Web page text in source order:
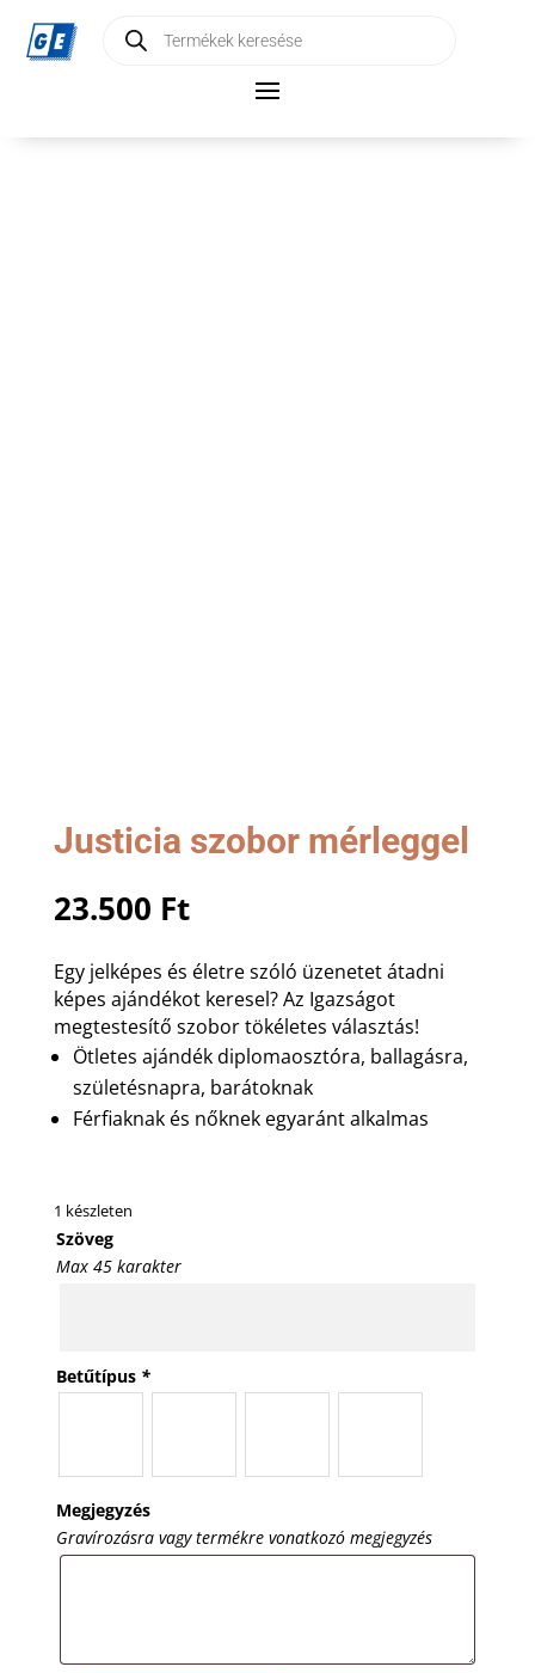
search
Justicia szobor mérleggel
23.500 Ft
Egy jelképes és életre szóló üzenetet átadni
képes ajándékot keresel? Az Igazságot
megtestesítő szobor tökéletes választás!
Ötletes ajándék diplomaosztóra, ballagásra,
születésnapra, barátoknak
Férfiaknak és nőknek egyaránt alkalmas
1 készleten
Szöveg
Max 45 karakter
Betűtípus *
Megjegyzés
Gravírozásra vagy termékre vonatkozó megjegyzés